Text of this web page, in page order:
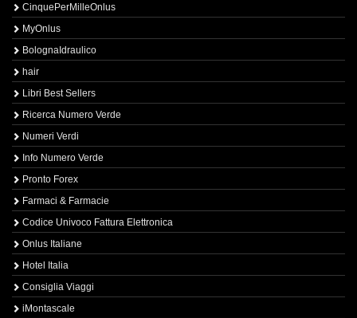
CinquePerMilleOnlus
MyOnlus
BolognaIdraulico
hair
Libri Best Sellers
Ricerca Numero Verde
Numeri Verdi
Info Numero Verde
Pronto Forex
Farmaci & Farmacie
Codice Univoco Fattura Elettronica
Onlus Italiane
Hotel Italia
Consiglia Viaggi
iMontascale